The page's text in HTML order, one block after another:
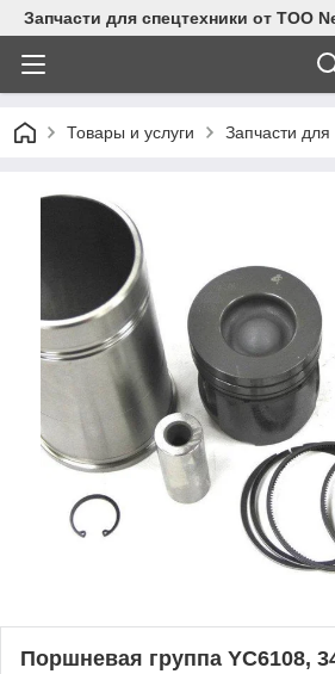
Запчасти для спецтехники от ТОО
Товары и услуги Запчасти для
Поршневая группа YC6108,